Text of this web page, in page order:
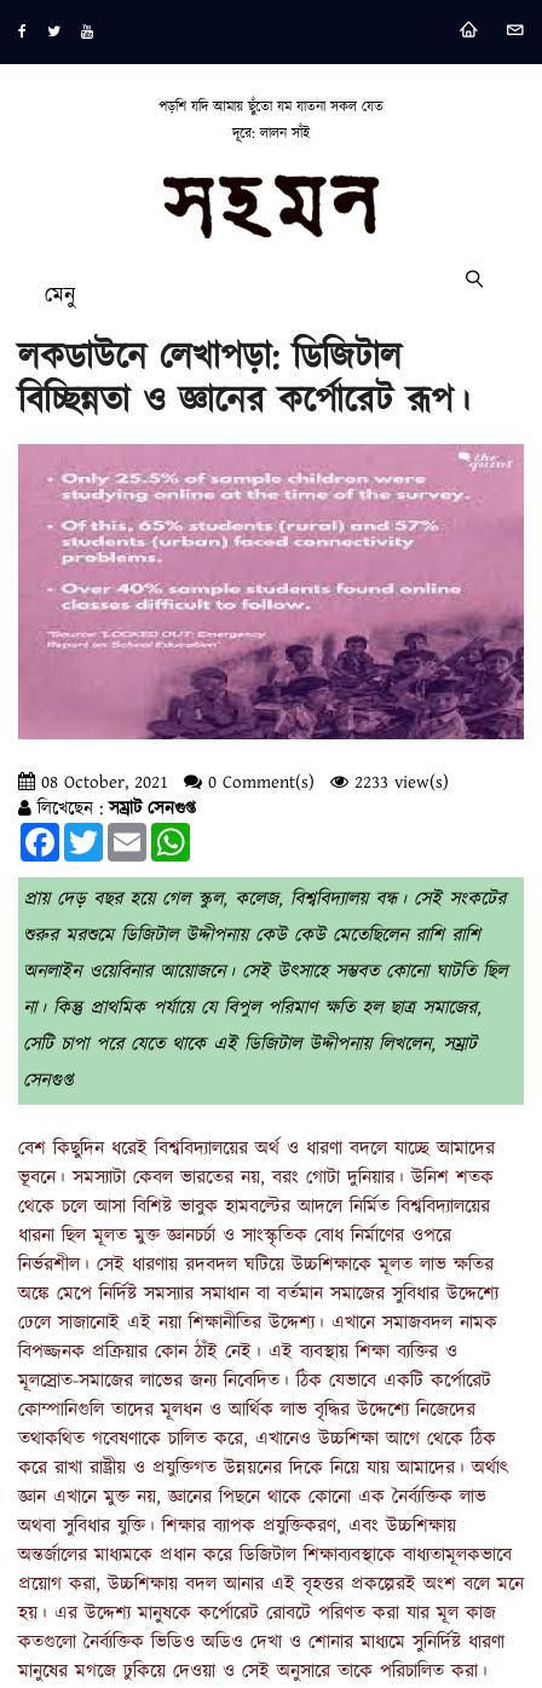
পড়শি যদি আমায় ছুঁতো যম যাতনা সকল যেত
দূরে: লালন সাঁই
মেনু
লকডাউনে লেখাপড়া: ডিজিটাল
বিচ্ছিন্নতা ও জ্ঞানের কর্পোরেট রূপ।
08 October, 2021 0 Comment(s)
2233 view(s)
লিখেছেন :সম্রাট সেনগুপ্ত
FacebookTwitterEmail
প্রায় দেড় বছর হয়ে গেল স্কুল, কলেজ, বিশ্ববিদ্যালয় বন্ধ। সেই সংকটের
শুরুর মরশুমে ডিজিটাল উদ্দীপনায় কেউ কেউ মেতেছিলেন রাশি রাশি
অনলাইন ওয়েবিনার আয়োজনে। সেই উৎসাহে সম্ভবত কোনো ঘাটতি ছিল
না। কিন্তু প্রাথমিক পর্যায়ে যে বিপুল পরিমাণ ক্ষতি হল ছাত্র সমাজের,
সেটি চাপা পরে যেতে থাকে এই ডিজিটাল উদ্দীপনায় লিখলেন, সম্রাট
সেনগুপ্ত
বেশ কিছুদিন ধরেই বিশ্ববিদ্যালয়ের অর্থ ও ধারণা বদলে যাচ্ছে আমাদের
ভূবনে। সমস্যাটা কেবল ভারতের নয়, বরং গোটা দুনিয়ার। উনিশ শতক
থেকে চলে আসা বিশিষ্ট ভাবুক হামবল্টের আদলে নির্মিত বিশ্ববিদ্যালয়ের
ধারনা ছিল মূলত মুক্ত জ্ঞানচর্চা ও সাংস্কৃতিক বোধ নির্মাণের ওপরে
নির্ভরশীল। সেই ধারণায় রদবদল ঘটিয়ে উচ্চশিক্ষাকে মূলত লাভ ক্ষতির
অঙ্কে মেপে নির্দিষ্ট সমস্যার সমাধান বা বর্তমান সমাজের সুবিধার উদ্দেশ্যে
ঢেলে সাজানোই এই নয়া শিক্ষানীতির উদ্দেশ্য। এখানে সমাজবদল নামক
বিপজ্জনক প্রক্রিয়ার কোন ঠাঁই নেই। এই ব্যবস্থায় শিক্ষা ব্যক্তির ও
মূলস্রোত-সমাজের লাভের জন্য নিবেদিত। ঠিক যেভাবে একটি কর্পোরেট
কোম্পানিগুলি তাদের মূলধন ও আর্থিক লাভ বৃদ্ধির উদ্দেশ্যে নিজেদের
তথাকথিত গবেষণাকে চালিত করে, এখানেও উচ্চশিক্ষা আগে থেকে ঠিক
করে রাখা রাষ্ট্রীয় ও প্রযুক্তিগত উন্নয়নের দিকে নিয়ে যায় আমাদের। অর্থাৎ
জ্ঞান এখানে মুক্ত নয়, জ্ঞানের পিছনে থাকে কোনো এক নৈর্ব্যক্তিক লাভ
অথবা সুবিধার যুক্তি। শিক্ষার ব্যাপক প্রযুক্তিকরণ, এবং উচ্চশিক্ষায়
অন্তর্জালের মাধ্যমকে প্রধান করে ডিজিটাল শিক্ষাব্যবস্থাকে বাধ্যতামূলকভাবে
প্রয়োগ করা, উচ্চশিক্ষায় বদল আনার এই বৃহত্তর প্রকল্পেরই অংশ বলে মনে
হয়। এর উদ্দেশ্য মানুষকে কর্পোরেট রোবটে পরিণত করা যার মূল কাজ
কতগুলো নৈর্ব্যক্তিক ভিডিও অডিও দেখা ও শোনার মাধ্যমে সুনির্দিষ্ট ধারণা
মানুষের মগজে ঢুকিয়ে দেওয়া ও সেই অনুসারে তাকে পরিচালিত করা।